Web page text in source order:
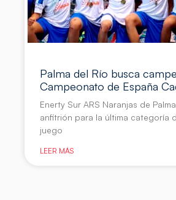
Palma del Río busca
Campeonato de España
Enerty Sur ARS Naranjas de
anfitrión para la última categoría
juego
LEER MÁS